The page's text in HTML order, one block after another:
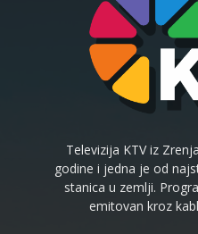
Televizija KTV iz
godine i jedna je od
stanica u zemlji.
emitovan kroz